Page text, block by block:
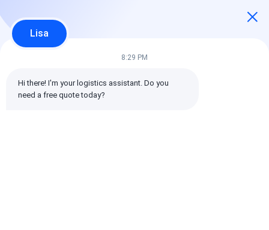
Lisa
8:29 PM
Hi there! I'm your logistics assistant. Do you
need a free quote today?